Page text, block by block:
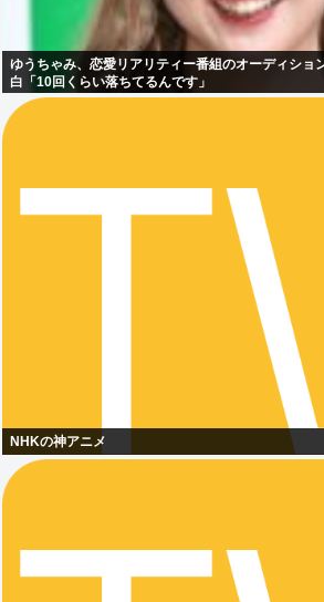
ゆうちゃみ、恋愛リアリティー番組のオーディショ
白「10回くらい落ちてるんです」
NHKの神アニメ